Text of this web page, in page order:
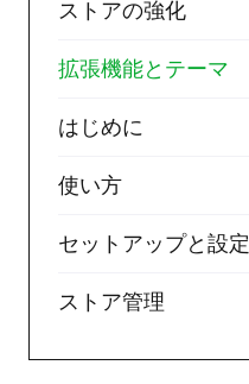
ストアの強化
拡張機能とテーマ
はじめに
使い方
セットアップと設定
ストア管理